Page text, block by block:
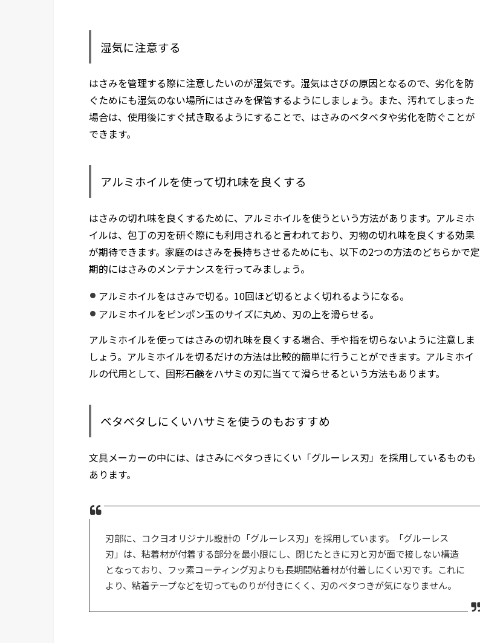
湿気に注意する
はさみを管理する際に注意したいのが湿気です。湿気はさびの原因となるので、劣化を防
ぐためにも湿気のない場所にはさみを保管するようにしましょう。また、汚れてしまった
場合は、使用後にすぐ拭き取るようにすることで、はさみのベタベタや劣化を防ぐことが
できます。
アルミホイルを使って切れ味を良くする
はさみの切れ味を良くするために、アルミホイルを使うという方法があります。アルミホ
イルは、包丁の刃を研ぐ際にも利用されると言われており、刃物の切れ味を良くする効果
が期待できます。家庭のはさみを長持ちさせるためにも、以下の2つの方法のどちらかで定
期的にはさみのメンテナンスを行ってみましょう。
アルミホイルをはさみで切る。10回ほど切るとよく切れるようになる。
アルミホイルをピンポン玉のサイズに丸め、刃の上を滑らせる。
アルミホイルを使ってはさみの切れ味を良くする場合、手や指を切らないように注意しま
しょう。アルミホイルを切るだけの方法は比較的簡単に行うことができます。アルミホイ
ルの代用として、固形石鹸をハサミの刃に当てて滑らせるという方法もあります。
ベタベタしにくいハサミを使うのもおすすめ
文具メーカーの中には、はさみにベタつきにくい「グルーレス刃」を採用しているものも
あります。
刃部に、コクヨオリジナル設計の「グルーレス刃」を採用しています。「グルーレス
刃」は、粘着材が付着する部分を最小限にし、閉じたときに刃と刃が面で接しない構造
となっており、フッ素コーティング刃よりも長期間粘着材が付着しにくい刃です。これに
より、粘着テープなどを切ってものりが付きにくく、刃のベタつきが気になりません。